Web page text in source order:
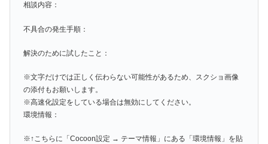
相談内容：
不具合の発生手順：
解決のために試したこと：
※文字だけでは正しく伝わらない可能性があるため、スクショ画像
の添付もお願いします。
※高速化設定をしている場合は無効にしてください。
環境情報：
※↑こちらに「Cocoon設定 → テーマ情報」にある「環境情報」を貼